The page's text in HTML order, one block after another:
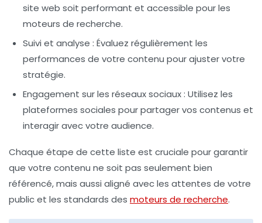
site web soit performant et accessible pour les
moteurs de recherche.
Suivi et analyse : Évaluez régulièrement les
performances de votre contenu pour ajuster votre
stratégie.
Engagement sur les réseaux sociaux: Utilisez les
plateformes sociales pour partager vos contenus et
interagir avec votre audience.
Chaque étape de cette liste est cruciale pour garantir
que votre contenu ne soit pas seulement bien
référencé, mais aussi aligné avec les attentes de votre
public et les standards des moteurs de recherche.